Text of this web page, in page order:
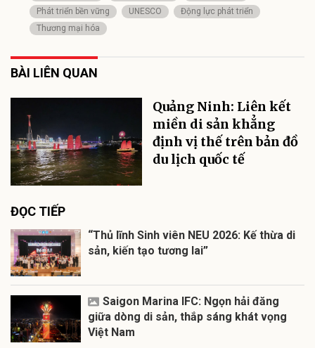
Phát triển bền vững
UNESCO
Động lực phát triển
Thương mại hóa
BÀI LIÊN QUAN
Quảng Ninh: Liên kết
miền di sản khẳng
định vị thế trên bản đồ
du lịch quốc tế
ĐỌC TIẾP
“Thủ lĩnh Sinh viên NEU 2026: Kế thừa di
sản, kiến tạo tương lai”
Saigon Marina IFC: Ngọn hải đăng
giữa dòng di sản, thắp sáng khát vọng
Việt Nam